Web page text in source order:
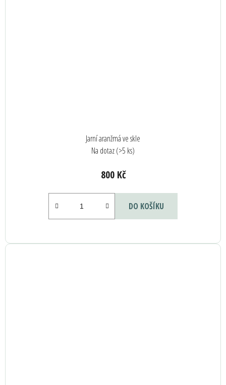
Jarní aranžmá ve skle
Na dotaz(>5 ks)
800 Kč
DO KOŠÍKU